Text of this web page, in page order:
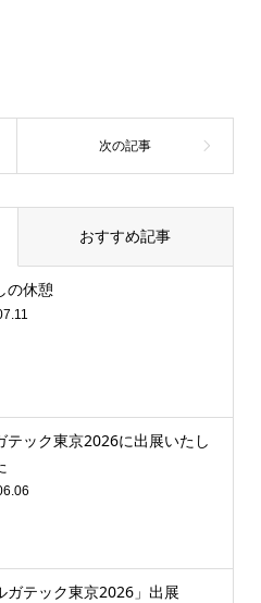
おすすめ記事
の休憩
テック東京2026に出展いたし
ガテック東京2026」出展